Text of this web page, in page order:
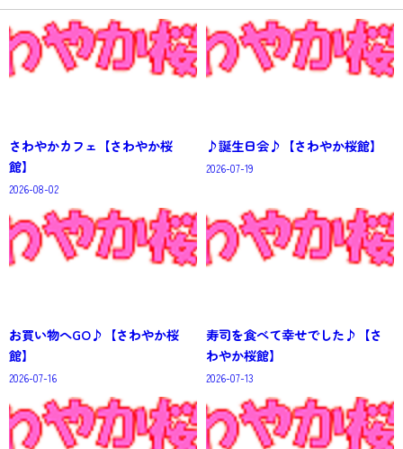
さわやかカフェ【さわやか桜
館】
2026-08-02
♪誕生日会♪【さわやか桜館】
2026-07-19
お買い物へGO♪【さわやか桜
館】
2026-07-16
寿司を食べて幸せでした♪【さ
わやか桜館】
2026-07-13